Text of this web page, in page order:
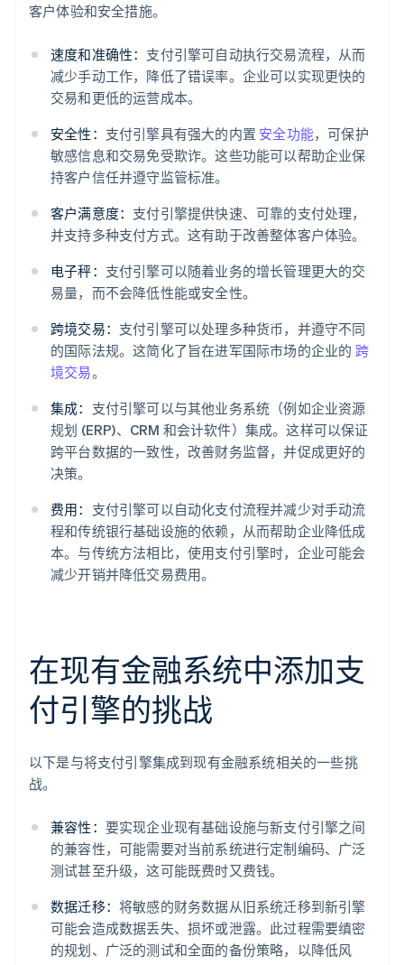
客户体验和安全措施。
速度和准确性： 支付引擎可自动执行交易流程，从而
减少手动工作，降低了错误率。企业可以实现更快的
交易和更低的运营成本。
安全性： 支付引擎具有强大的内置 安全功能，可保护
敏感信息和交易免受欺诈。这些功能可以帮助企业保
持客户信任并遵守监管标准。
客户满意度： 支付引擎提供快速、可靠的支付处理，
并支持多种支付方式。这有助于改善整体客户体验。
电子秤： 支付引擎可以随着业务的增长管理更大的交
易量，而不会降低性能或安全性。
跨境交易： 支付引擎可以处理多种货币，并遵守不同
的国际法规。这简化了旨在进军国际市场的企业的 跨
境交易。
集成： 支付引擎可以与其他业务系统（例如企业资源
规划 (ERP)、CRM 和会计软件）集成。这样可以保证
跨平台数据的一致性，改善财务监督，并促成更好的
决策。
费用： 支付引擎可以自动化支付流程并减少对手动流
程和传统银行基础设施的依赖，从而帮助企业降低成
本。与传统方法相比，使用支付引擎时，企业可能会
减少开销并降低交易费用。
在现有金融系统中添加支
付引擎的挑战
以下是与将支付引擎集成到现有金融系统相关的一些挑
战。
兼容性： 要实现企业现有基础设施与新支付引擎之间
的兼容性，可能需要对当前系统进行定制编码、广泛
测试甚至升级，这可能既费时又费钱。
数据迁移： 将敏感的财务数据从旧系统迁移到新引擎
可能会造成数据丢失、损坏或泄露。此过程需要缜密
的规划、广泛的测试和全面的备份策略，以降低风